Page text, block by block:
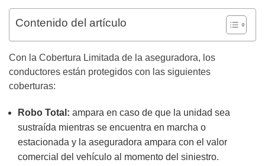
Contenido del artículo
Con la Cobertura Limitada de la aseguradora, los
conductores están protegidos con las siguientes
coberturas:
Robo Total: ampara en caso de que la unidad sea
sustraída mientras se encuentra en marcha o
estacionada y la aseguradora ampara con el valor
comercial del vehículo al momento del siniestro.